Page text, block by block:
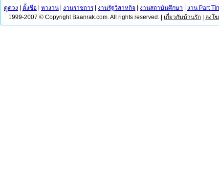
ดูดวง ตั้งชื่อ หางาน งานราชการ งานรัฐวิสาหกิจ งานสถาบันศึกษา
งาน Part
1999-2007 © Copyright Baanrak.com. All rights reserved. | เกี่ยวกับบ้านรัก ลงโ